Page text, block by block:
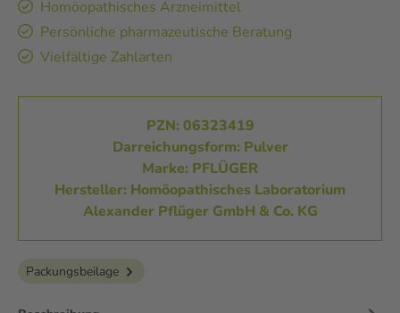
Homöopathisches Arzneimittel
Persönliche pharmazeutische Beratung
Vielfältige Zahlarten
PZN: 06323419
Darreichungsform: Pulver
Marke: PFLÜGER
Hersteller: Homöopathisches Laboratorium
Alexander Pflüger GmbH & Co. KG
Packungsbeilage